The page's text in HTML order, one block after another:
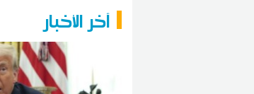
آخر الأخبار